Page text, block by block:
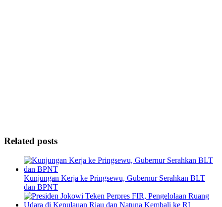
Related posts
Kunjungan Kerja ke Pringsewu, Gubernur Serahkan BLT
dan BPNT